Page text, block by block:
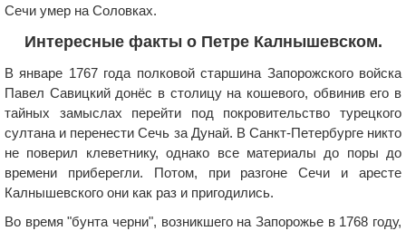
Сечи умер на Соловках.
Интересные факты о Петре Калнышевском.
В январе 1767 года полковой старшина Запорожского войска
Павел Савицкий донёс в столицу на кошевого, обвинив его в
тайных замыслах перейти под покровительство турецкого
султана и перенести Сечь за Дунай. В Санкт-Петербурге никто
не поверил клеветнику, однако все материалы до поры до
времени приберегли. Потом, при разгоне Сечи и аресте
Калнышевского они как раз и пригодились.
Во время "бунта черни", возникшего на Запорожье в 1768 году,